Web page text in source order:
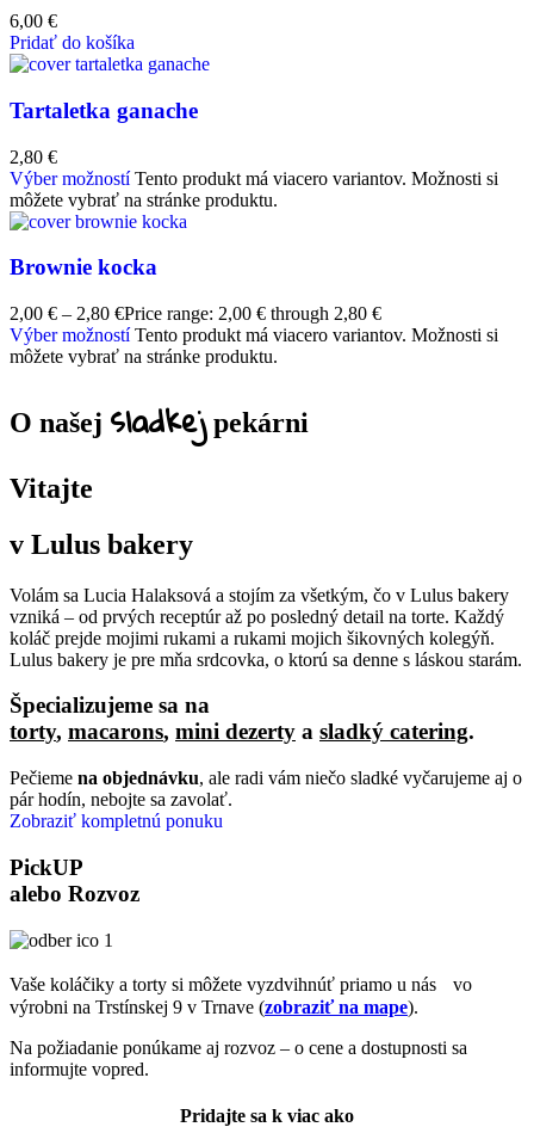
6,00 €
Pridať do košíka
Tartaletka ganache
2,80 €
Výber možností Tento produkt má viacero variantov. Možnosti si
môžete vybrať na stránke produktu.
Brownie kocka
2,00 € – 2,80 €Price range: 2,00 € through 2,80 €
Výber možností Tento produkt má viacero variantov. Možnosti si
môžete vybrať na stránke produktu.
O našej sladkejpekárni
Vitajte
v Lulus bakery
Volám sa Lucia Halaksová a stojím za všetkým, čo v Lulus bakery
vzniká – od prvých receptúr až po posledný detail na torte. Každý
koláč prejde mojimi rukami a rukami mojich šikovných kolegýň.
Lulus bakery je pre mňa srdcovka, o ktorú sa denne s láskou starám.
Špecializujeme sa na
torty, macarons, mini dezerty a sladký catering.
Pečieme na objednávku, ale radi vám niečo sladké vyčarujeme aj o
pár hodín, nebojte sa zavolať.
Zobraziť kompletnú ponuku
PickUP
alebo Rozvoz
Vaše koláčiky a torty si môžete vyzdvihnúť priamo u nás vo
výrobni na Trstínskej 9 v Trnave (zobraziť na mape).
Na požiadanie ponúkame aj rozvoz – o cene a dostupnosti sa
informujte vopred.
Pridajte sa k viac ako